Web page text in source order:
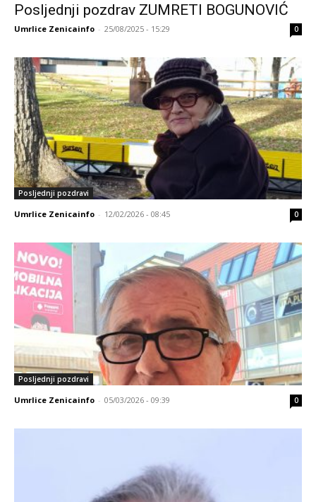
Posljednji pozdrav ZUMRETI BOGUNOVIĆ
Umrlice Zenicainfo - 25/08/2025 - 15:29 0
Posljednji pozdravi
Umrlice Zenicainfo - 12/02/2026 - 08:45 0
Posljednji pozdravi
Umrlice Zenicainfo - 05/03/2026 - 09:39 0